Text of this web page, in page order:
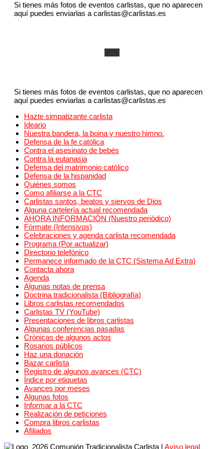
Si tienes más fotos de eventos carlistas, que no aparecen
aquí puedes enviarlas a carlistas@carlistas.es
Si tienes más fotos de eventos carlistas, que no aparecen
aquí puedes enviarlas a carlistas@carlistas.es
Hazte simpatizante carlista
Ideario
Nuestra bandera, la boina y nuestro himno.
Defensa de la fe católica
Contra el asesinato de bebés
Contra la eutanasia
Defensa del matrimonio católico
Defensa de la hispanidad
Quiénes somos
Como afiliarse a la CTC
Carlistas santos, beatos y siervos de Dios
Alguna cartelería actual recomendada
AHORA INFORMACIÓN (Nuestro periódico)
Fórmate (Intensivos)
Celebraciones y agenda carlista recomendada
Programa (Por actualizar)
Directorio telefónico
Permanece informado de la CTC (Sistema Ad Extra)
Contacta ahora
Agenda
Algunas notas de prensa
Doctrina tradicionalista (Bibliografía)
Libros carlistas recomendados
Carlistas TV (YouTube)
Presentaciones de libros carlistas
Algunas conferencias pasadas
Crónicas de algunos actos
Rosarios públicos
Haz una donación
Bazar carlista
Registro de algunos avances (CTC)
Índice por etiquetas
Avances por meses
Algunas fotos
Informar a la CTC
Realización de peticiones
Compra libros carlistas
Afiliados
2026 Comunión Tradicionalista Carlista | Aviso legal